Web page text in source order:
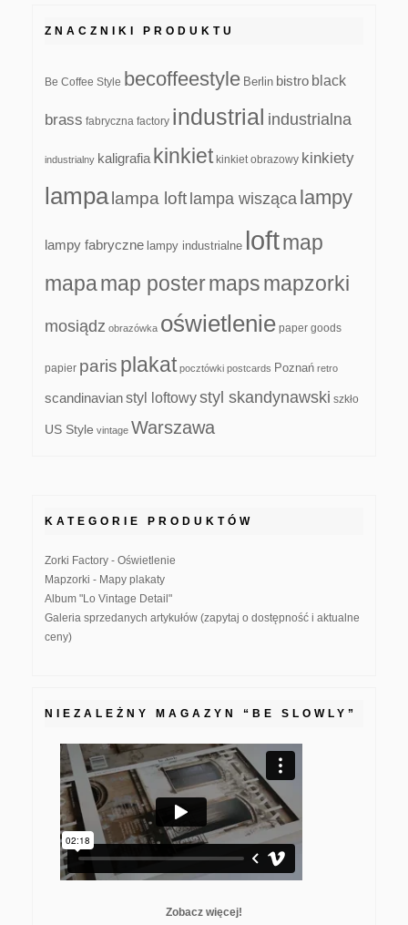
ZNACZNIKI PRODUKTU
Be Coffee Style becoffeestyle Berlin bistro black
brass fabryczna factory industrial industrialna
industrialny kaligrafia kinkiet kinkiet obrazowy kinkiety
lampa lampa loft lampa wisząca lampy
lampy fabryczne lampy industrialne loftmap
mapamap postermapsmapzorki
mosiądz obrazówka oświetlenie paper goods
papier paris plakat pocztówki postcards Poznań retro
scandinavianstyl loftowystyl skandynawski szkło
US Style vintage Warszawa
KATEGORIE PRODUKTÓW
Zorki Factory - Oświetlenie
Mapzorki - Mapy plakaty
Album "Lo Vintage Detail"
Galeria sprzedanych artykułów (zapytaj o dostępność i aktualne
ceny)
NIEZALEŻNY MAGAZYN “BE SLOWLY”
Zobacz więcej!